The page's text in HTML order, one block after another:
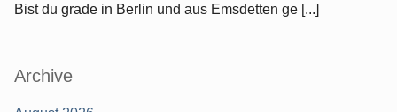
Bist du grade in Berlin und aus Emsdetten ge [...]
Archive